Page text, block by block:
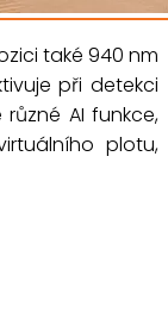
také 940 nm
při detekci
AI funkce,
plotu,